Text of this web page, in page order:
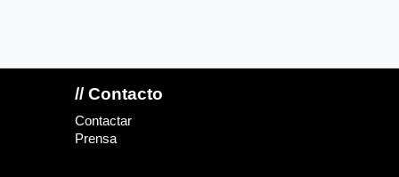
// Contacto
Contactar
Prensa